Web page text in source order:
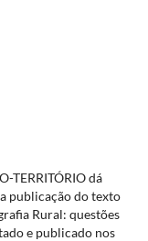
TERRITÓRIO dá
publicação do texto
Rural: questões
e publicado nos